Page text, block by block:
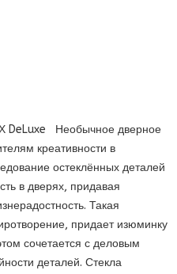
DeLuxe Необычное дверное
креативности в
остеклённых деталей
в дверях, придавая
Такая
придает изюминку
сочетается с деловым
деталей. Стекла